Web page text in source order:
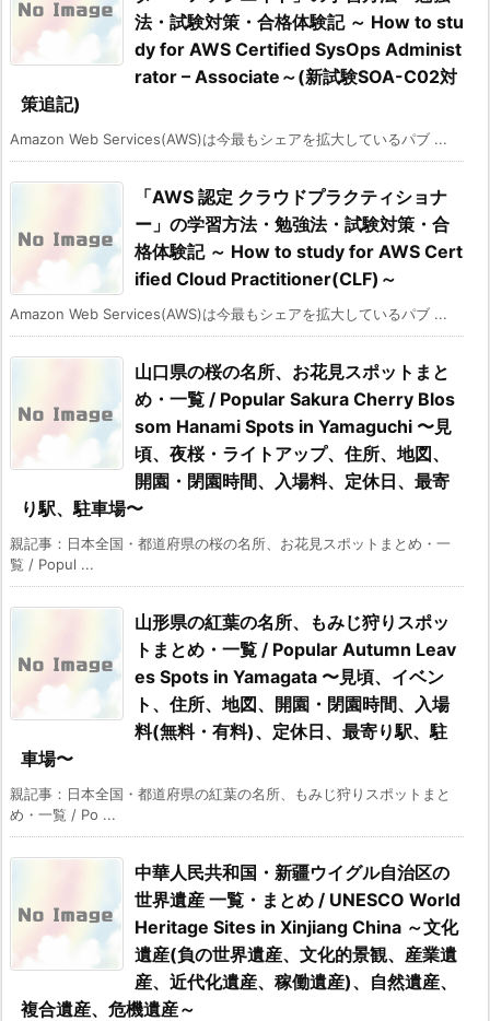
法・試験対策・合格体験記 ～ How to stu
dy for AWS Certified SysOps Administ
rator – Associate～(新試験SOA-C02対
策追記)
Amazon Web Services(AWS)は今最もシェアを拡大しているパブ ...
「AWS 認定 クラウドプラクティショナ
ー」の学習方法・勉強法・試験対策・合
格体験記 ～ How to study for AWS Cert
ified Cloud Practitioner(CLF)～
Amazon Web Services(AWS)は今最もシェアを拡大しているパブ ...
山口県の桜の名所、お花見スポットまと
め・一覧 / Popular Sakura Cherry Blos
som Hanami Spots in Yamaguchi 〜見
頃、夜桜・ライトアップ、住所、地図、
開園・閉園時間、入場料、定休日、最寄
り駅、駐車場〜
親記事：日本全国・都道府県の桜の名所、お花見スポットまとめ・一
覧 / Popul ...
山形県の紅葉の名所、もみじ狩りスポッ
トまとめ・一覧 / Popular Autumn Leav
es Spots in Yamagata 〜見頃、イベン
ト、住所、地図、開園・閉園時間、入場
料(無料・有料)、定休日、最寄り駅、駐
車場〜
親記事：日本全国・都道府県の紅葉の名所、もみじ狩りスポットまと
め・一覧 / Po ...
中華人民共和国・新疆ウイグル自治区の
世界遺産 一覧・まとめ / UNESCO World
Heritage Sites in Xinjiang China ～文化
遺産(負の世界遺産、文化的景観、産業遺
産、近代化遺産、稼働遺産)、自然遺産、
複合遺産、危機遺産～